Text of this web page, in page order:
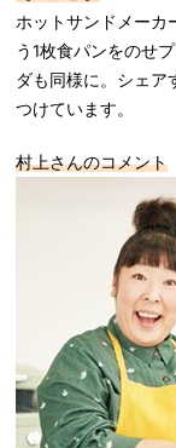
ホットサンドメーカ
う1枚食パンをのせ
ダも同様に。シェア
つけています。
村上さんのコメント